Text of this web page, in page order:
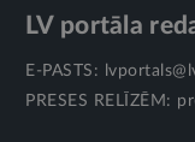
LV portāla
E-PASTS:
PRESES RELĪZĒM: